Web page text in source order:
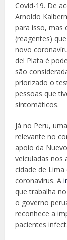
Covid-19. De
Arnoldo
para isso, mas
(reagentes)
novo
del Plata é
são
priorizado o
pessoas que
sintomáticos.
Já no Peru,
relevante no
apoio da
veiculadas nos
cidade de
coronavírus. A
que trabalha
o governo
reconhece a
pacientes